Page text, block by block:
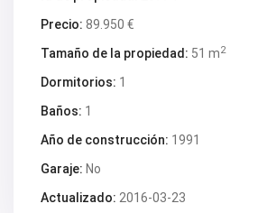
Precio: 89.950 €
Tamaño de la propiedad: 51 m2
Dormitorios: 1
Baños: 1
Año de construcción: 1991
Garaje: No
Actualizado: 2016-03-23